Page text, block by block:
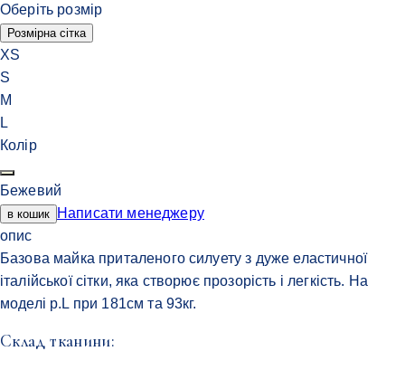
Оберіть розмір
Розмірна сітка
XS
S
M
L
Колір
Бежевий
в кошик
Написати менеджеру
опис
Базова майка приталеного силуету з дуже еластичної
італійської сітки, яка створює прозорість і легкість. На
моделі р.L при 181см та 93кг.
Cклад тканини: